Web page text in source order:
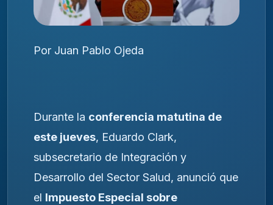
Por Juan Pablo Ojeda
Durante la conferencia matutina de
este jueves, Eduardo Clark,
subsecretario de Integración y
Desarrollo del Sector Salud, anunció que
el Impuesto Especial sobre